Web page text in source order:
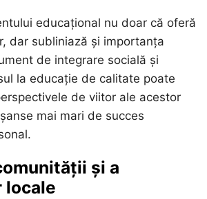
educațional nu doar că oferă
dar subliniază și importanța
de integrare socială și
la educație de calitate poate
de viitor ale acestor
mai mari de succes
și a